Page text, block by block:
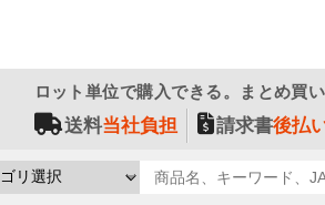
ロット単位で購入できる。まとめ買
送料当社負担 請求書後払